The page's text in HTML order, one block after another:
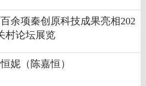
余项秦创原科技成果亮相202
村论坛展览
妮（陈嘉恒）